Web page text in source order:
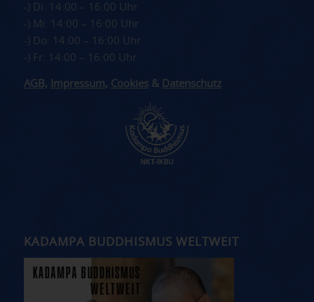
-) Di: 14:00 – 16:00 Uhr
-) Mi: 14:00 – 16:00 Uhr
-) Do: 14:00 – 16:00 Uhr
-) Fr: 14:00 – 16:00 Uhr
AGB , Impressum, Cookies& Datenschutz
KADAMPA BUDDHISMUS WELTWEIT